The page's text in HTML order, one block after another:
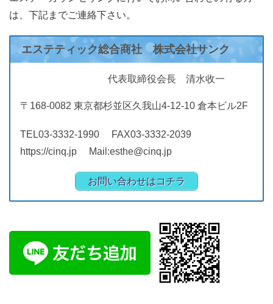
は、下記までご連絡下さい。
エステティック総合商社 株式会社サンク
代表取締役会長 清水收一
〒168-0082 東京都杉並区久我山4-12-10 倉本ビル2F
TEL03-3332-1990 FAX03-3332-2039
https://cinq.jp Mail:esthe@cinq.jp
お問い合わせはコチラ